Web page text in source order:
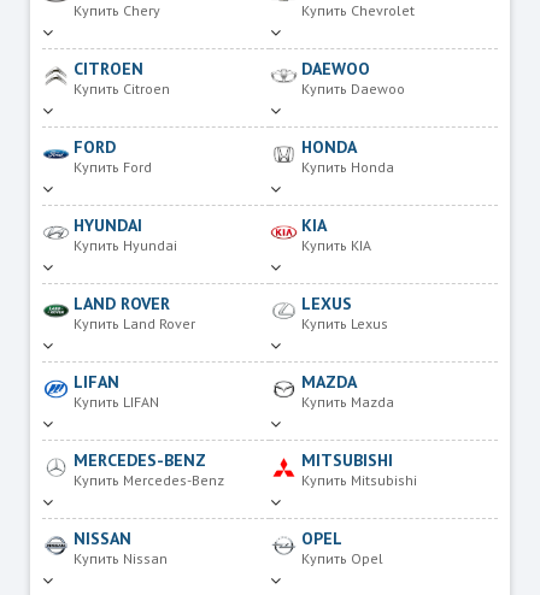
Купить Chery Купить Chevrolet
CITROEN
Купить Citroen
DAEWOO
Купить Daewoo
FORD
Купить Ford
HONDA
Купить Honda
HYUNDAI
Купить Hyundai
KIA
Купить KIA
LAND ROVER
Купить Land Rover
LEXUS
Купить Lexus
LIFAN
Купить LIFAN
MAZDA
Купить Mazda
MERCEDES-BENZ
Купить Mercedes-Benz
MITSUBISHI
Купить Mitsubishi
NISSAN
Купить Nissan
OPEL
Купить Opel